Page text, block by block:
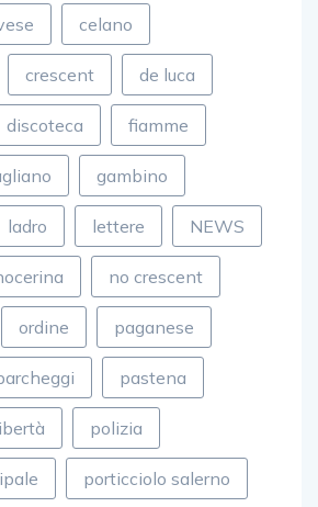
celano
crescent de luca
discoteca fiamme
gambino
ladro lettere NEWS
no crescent
ordine paganese
pastena
polizia
porticciolo salerno